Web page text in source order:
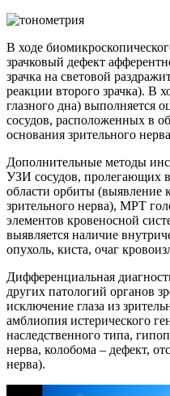
В ходе
зрачковый дефект
зрачка на световой
реакции второго зрачка). В
глазного дна) выполняется
сосудов, расположенных в
основания зрительного
Дополнительные методы
УЗИ сосудов, пролегающих
области орбиты (выявление
зрительного нерва), МРТ
элементов кровеносной
выявляется наличие
опухоль, киста, очаг
Дифференциальная
других патологий органов
исключение глаза из
амблиопия истерического
наследственного типа,
нерва, колобома – дефект,
нерва).